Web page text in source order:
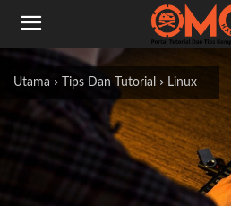
Utama Tips Dan Tutorial Linux